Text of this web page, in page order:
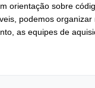
orientação sobre
podemos
as equipes de